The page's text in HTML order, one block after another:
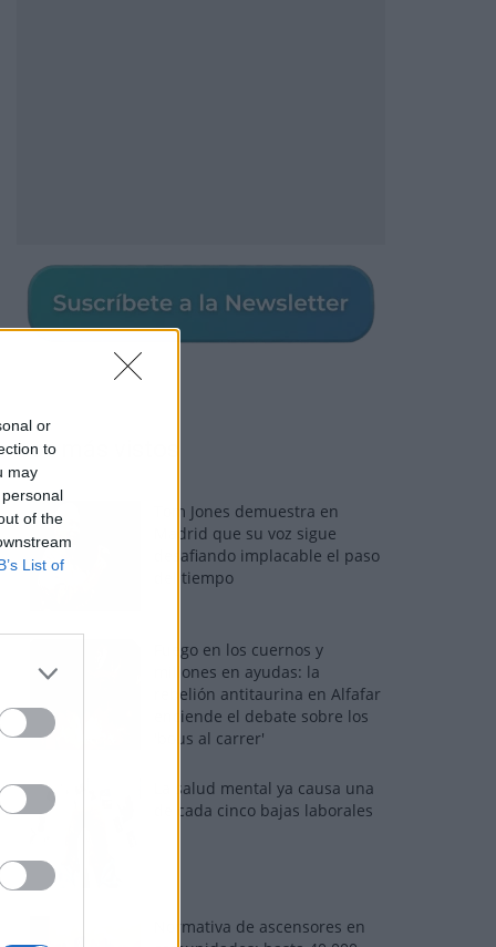
or
to
may
of the
List of
Los más vistos
Tom Jones demuestra en
Madrid que su voz sigue
desafiando implacable el paso
del tiempo
Fuego en los cuernos y
millones en ayudas: la
rebelión antitaurina en Alfafar
enciende el debate sobre los
'bous al carrer'
La salud mental ya causa una
de cada cinco bajas laborales
Normativa de ascensores en